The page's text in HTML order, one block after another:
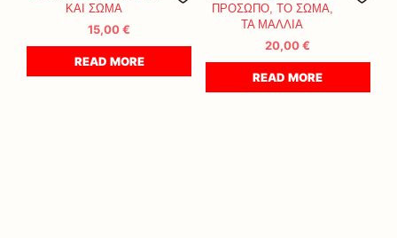
ΚΑΙ ΣΩΜΑ
15,00€
READ MORE
ΠΡΟΣΩΠΟ, ΤΟ ΣΩΜΑ,
ΤΑ ΜΑΛΛΙΑ
20,00€
READ MORE